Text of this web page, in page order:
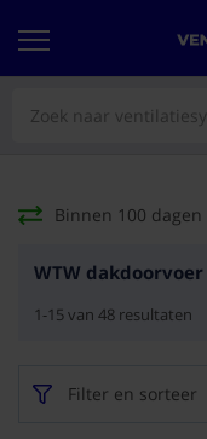
Binnen 100 dagen
WTW dakdoorvoer
1-15van 48 resultaten
Filter en sorteer